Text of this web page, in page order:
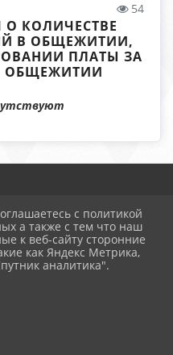
54
КОЛИЧЕСТВЕ
В ОБЩЕЖИТИИ,
ПЛАТЫ ЗА
ОБЩЕЖИТИИ
данных
с политикой
а также с тем что наш
к веб-сайту сторонние
как Яндекс Метрика,
аналитика".